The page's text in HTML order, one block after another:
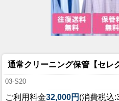
通常クリーニング保管【セレ
03-S20
ご利用料金32,000円 (消費税込